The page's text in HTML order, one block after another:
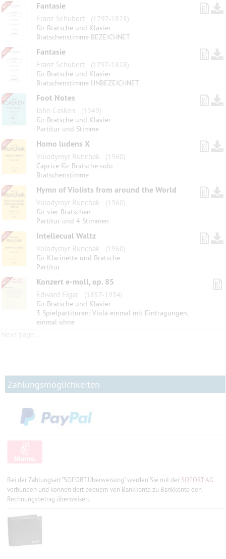
Fantasie
Franz Schubert
(1797-1828)
für Bratsche und Klavier
Bratschenstimme BEZEICHNET
Fantasie
Franz Schubert
(1797-1828)
für Bratsche und Klavier
Bratschenstimme UNBEZEICHNET
Foot Notes
John Casken
(1949)
für Bratsche und Klavier
Partitur und Stimme
Homo ludens X
Volodymyr Runchak
(1960)
Caprice für Bratsche solo
Bratschenstimme
Hymn of Violists from around the World
Volodymyr Runchak
(1960)
für vier Bratschen
Partitur und 4 Stimmen
Intellecual Waltz
Volodymyr Runchak
(1960)
für Klarinette und Bratsche
Partitur
Konzert e-moll, op. 85
Edward Elgar
(1857-1934)
für Bratsche und Klavier
3 Spielpartituren: Viola einmal mit Eintragungen,
einmal ohne
Zahlungsmöglichkeiten
Bei der Zahlungsart "SOFORT Überweisung" werden Sie mit der SOFORT AG
verbunden und können dort bequem von Bankkonto zu Bankkonto den
Rechnungsbetrag überweisen.